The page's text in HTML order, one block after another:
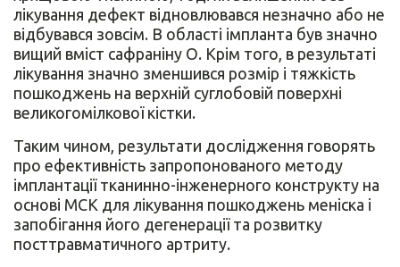
лікування дефект відновлювався незначно або не
відбувався зовсім. В області імпланта був значно
вищий вміст сафраніну О. Крім того, в результаті
лікування значно зменшився розмір і тяжкість
пошкоджень на верхній суглобовій поверхні
великогомілкової кістки.
Таким чином, результати дослідження говорять
про ефективність запропонованого методу
імплантації тканинно-інженерного конструкту на
основі МСК для лікування пошкоджень меніска і
запобігання його дегенерації та розвитку
посттравматичного артриту.